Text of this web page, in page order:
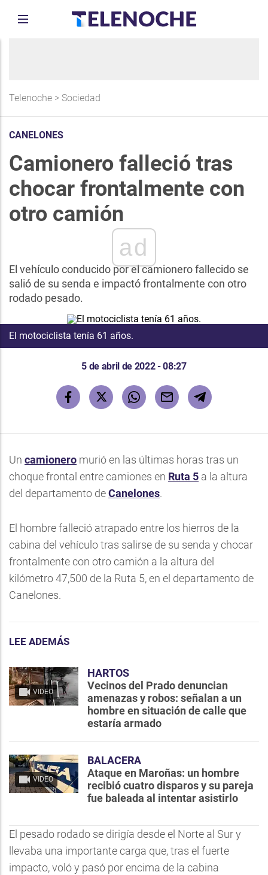
Telenoche > Sociedad
CANELONES
Camionero falleció tras
chocar frontalmente con
otro camión
ad
El vehículo conducido por el camionero fallecido se
salió de su senda e impactó frontalmente con otro
rodado pesado.
El motociclista tenía 61 años.
5 de abril de 2022 - 08:27
Un camionero murió en las últimas horas tras un
choque frontal entre camiones en Ruta 5 a la altura
del departamento deCanelones.
El hombre falleció atrapado entre los hierros de la
cabina del vehículo tras salirse de su senda y chocar
frontalmente con otro camión a la altura del
kilómetro 47,500 de la Ruta 5, en el departamento de
Canelones.
LEE ADEMÁS
VIDEO
HARTOS
Vecinos del Prado denuncian
amenazas y robos: señalan a un
hombre en situación de calle que
estaría armado
VIDEO
BALACERA
Ataque en Maroñas: un hombre
recibió cuatro disparos y su pareja
fue baleada al intentar asistirlo
El pesado rodado se dirigía desde el Norte al Sur y
llevaba una importante carga que, tras el fuerte
impacto, voló y pasó por encima de la cabina